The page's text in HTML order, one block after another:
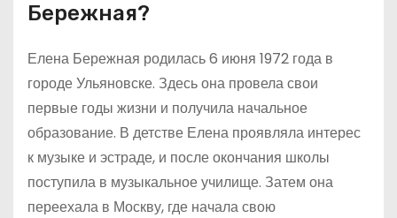
Бережная?
Елена Бережная родилась 6 июня 1972 года в
городе Ульяновске. Здесь она провела свои
первые годы жизни и получила начальное
образование. В детстве Елена проявляла интерес
к музыке и эстраде, и после окончания школы
поступила в музыкальное училище. Затем она
переехала в Москву, где начала свою